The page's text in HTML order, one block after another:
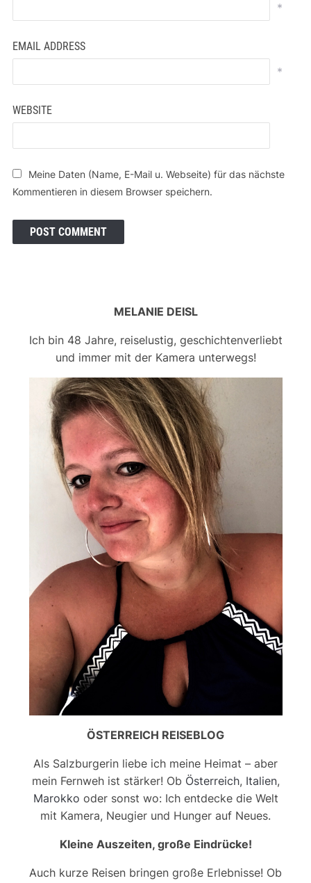
*
EMAIL ADDRESS
*
WEBSITE
Meine Daten (Name, E-Mail u. Webseite) für das nächste
Kommentieren in diesem Browser speichern.
MELANIE DEISL
Ich bin 48 Jahre, reiselustig, geschichtenverliebt
und immer mit der Kamera unterwegs!
ÖSTERREICH REISEBLOG
Als Salzburgerin liebe ich meine Heimat – aber
mein Fernweh ist stärker! Ob Österreich, Italien,
Marokko oder sonst wo: Ich entdecke die Welt
mit Kamera, Neugier und Hunger auf Neues.
Kleine Auszeiten, große Eindrücke!
Auch kurze Reisen bringen große Erlebnisse! Ob